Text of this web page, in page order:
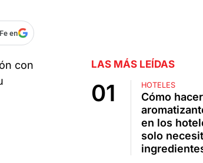
en
con
LAS MÁS LEÍDAS
HOTELES
Cómo
en los
solo